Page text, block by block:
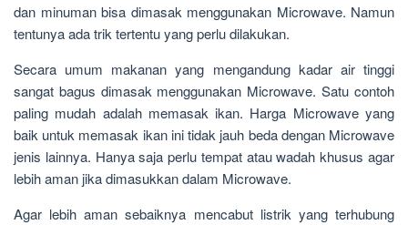
dan minuman bisa dimasak menggunakan Microwave. Namun
tentunya ada trik tertentu yang perlu dilakukan.
Secara umum makanan yang mengandung kadar air tinggi
sangat bagus dimasak menggunakan Microwave. Satu contoh
paling mudah adalah memasak ikan. Harga Microwave yang
baik untuk memasak ikan ini tidak jauh beda dengan Microwave
jenis lainnya. Hanya saja perlu tempat atau wadah khusus agar
lebih aman jika dimasukkan dalam Microwave.
Agar lebih aman sebaiknya mencabut listrik yang terhubung